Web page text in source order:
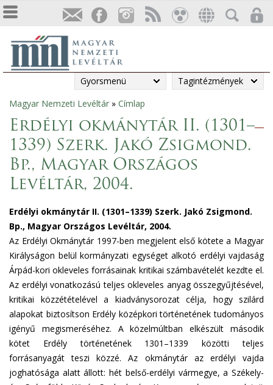
Gyorsmenü Tagintézmények
Jelenlegi
hely
Magyar Nemzeti Levéltár » Címlap
Erdélyi okmánytár II. (1301–
1339) Szerk. Jakó Zsigmond.
Bp., Magyar Országos
Levéltár, 2004.
Erdélyi okmánytár II. (1301–1339) Szerk. Jakó Zsigmond.
Bp., Magyar Országos Levéltár, 2004.
Az Erdélyi Okmánytár 1997-ben megjelent első kötete a Magyar
Királyságon belül kormányzati egységet alkotó erdélyi vajdaság
Árpád-kori okleveles forrásainak kritikai számbavételét kezdte el.
Az erdélyi vonatkozású teljes okleveles anyag összegyűjtésével,
kritikai közzétételével a kiadványsorozat célja, hogy szilárd
alapokat biztosítson Erdély középkori történetének tudományos
igényű megismeréséhez. A közelmúltban elkészült második
kötet Erdély történetének 1301–1339 közötti teljes
forrásanyagát teszi közzé. Az okmánytár az erdélyi vajda
joghatósága alatt állott: hét belső-erdélyi vármegye, a Székely-